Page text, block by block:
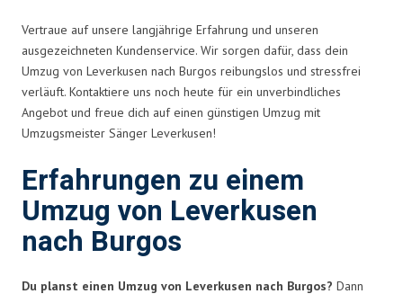
Vertraue auf unsere langjährige Erfahrung und unseren
ausgezeichneten Kundenservice. Wir sorgen dafür, dass dein
Umzug von Leverkusen nach Burgos reibungslos und stressfrei
verläuft. Kontaktiere uns noch heute für ein unverbindliches
Angebot und freue dich auf einen günstigen Umzug mit
Umzugsmeister Sänger Leverkusen!
Erfahrungen zu einem
Umzug von Leverkusen
nach Burgos
Du planst einen Umzug von Leverkusen nach Burgos? Dann